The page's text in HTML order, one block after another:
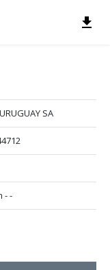
SA
- -